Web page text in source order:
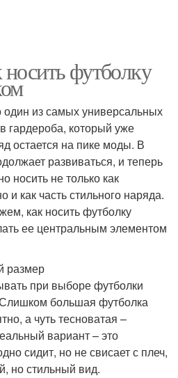
футболку
один из самых универсальных
гардероба, который уже
остается на пике моды. В
развиваться, и теперь
носить не только как
как часть стильного наряда.
как носить футболку
ее центральным элементом
размер
при выборе футболки
большая футболка
а чуть тесноватая –
вариант – это
сидит, но не свисает с плеч,
но стильный вид.